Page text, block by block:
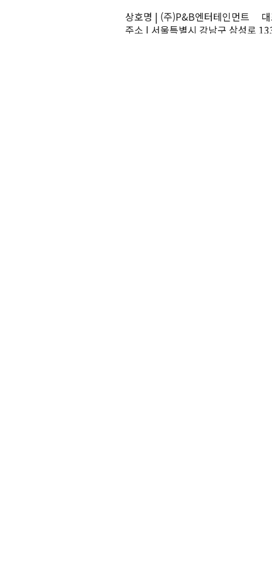
상호명 | (주)P&B엔터테인먼트
주소 | 서울특별시 강남구 삼성로